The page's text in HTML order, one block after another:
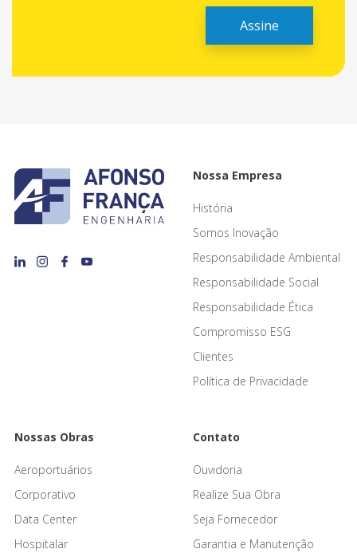
Nossa Empresa
História
Somos Inovação
Responsabilidade Ambiental
Responsabilidade Social
Responsabilidade Ética
Compromisso ESG
Clientes
Política de Privacidade
Nossas Obras
Aeroportuários
Corporativo
Data Center
Hospitalar
Contato
Ouvidoria
Realize Sua Obra
Seja Fornecedor
Garantia e Manutenção